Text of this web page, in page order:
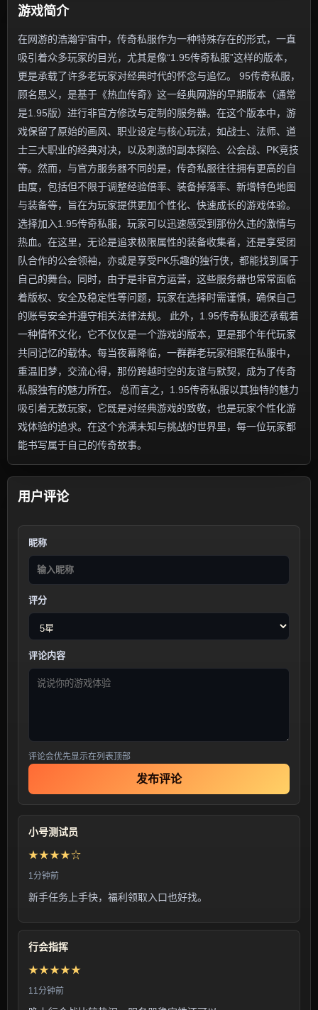
游戏简介
在网游的浩瀚宇宙中，传奇私服作为一种特殊存在的形式，一直
吸引着众多玩家的目光，尤其是像“1.95传奇私服”这样的版本，
更是承载了许多老玩家对经典时代的怀念与追忆。 95传奇私服，
顾名思义，是基于《热血传奇》这一经典网游的早期版本（通常
是1.95版）进行非官方修改与定制的服务器。在这个版本中，游
戏保留了原始的画风、职业设定与核心玩法，如战士、法师、道
士三大职业的经典对决，以及刺激的副本探险、公会战、PK竞技
等。然而，与官方服务器不同的是，传奇私服往往拥有更高的自
由度，包括但不限于调整经验倍率、装备掉落率、新增特色地图
与装备等，旨在为玩家提供更加个性化、快速成长的游戏体验。
选择加入1.95传奇私服，玩家可以迅速感受到那份久违的激情与
热血。在这里，无论是追求极限属性的装备收集者，还是享受团
队合作的公会领袖，亦或是享受PK乐趣的独行侠，都能找到属于
自己的舞台。同时，由于是非官方运营，这些服务器也常常面临
着版权、安全及稳定性等问题，玩家在选择时需谨慎，确保自己
的账号安全并遵守相关法律法规。 此外，1.95传奇私服还承载着
一种情怀文化，它不仅仅是一个游戏的版本，更是那个年代玩家
共同记忆的载体。每当夜幕降临，一群群老玩家相聚在私服中，
重温旧梦，交流心得，那份跨越时空的友谊与默契，成为了传奇
私服独有的魅力所在。 总而言之，1.95传奇私服以其独特的魅力
吸引着无数玩家，它既是对经典游戏的致敬，也是玩家个性化游
戏体验的追求。在这个充满未知与挑战的世界里，每一位玩家都
能书写属于自己的传奇故事。
用户评论
昵称
评分
评论内容
评论会优先显示在列表顶部
发布评论
小号测试员
★★★★☆
1分钟前
新手任务上手快，福利领取入口也好找。
行会指挥
★★★★★
11分钟前